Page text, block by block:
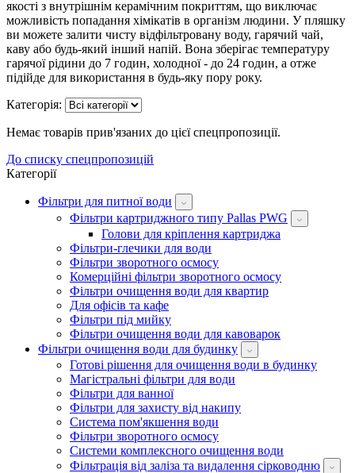
якості з внутрішнім керамічним покриттям, що виключає
можливість попадання хімікатів в організм людини. У пляшку
ви можете залити чисту відфільтровану воду, гарячий чай,
каву або будь-який інший напій. Вона зберігає температуру
гарячої рідини до 7 годин, холодної - до 24 годин, а отже
підійде для використання в будь-яку пору року.
Категорія:
Немає товарів прив'язаних до цієї спецпропозиції.
До списку спецпропозицій
Категорії
Фільтри для питної води
Фільтри картриджного типу Pallas PWG
Голови для кріплення картриджа
Фільтри-глечики для води
Фільтри зворотного осмосу
Комерційні фільтри зворотного осмосу
Фільтри очищення води для квартир
Для офісів та кафе
Фільтри під мийку
Фільтри очищення води для кавоварок
Фільтри очищення води для будинку
Готові рішення для очищення води в будинку
Магістральні фільтри для води
Фільтри для ванної
Фільтри для захисту від накипу
Система пом'якшення води
Фільтри зворотного осмосу
Системи комплексного очищення води
Фільтрація від заліза та видалення сірководню